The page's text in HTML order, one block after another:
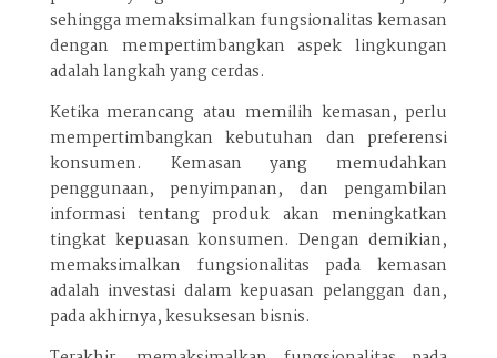
sehingga memaksimalkan fungsionalitas kemasan
dengan mempertimbangkan aspek lingkungan
adalah langkah yang cerdas.
Ketika merancang atau memilih kemasan, perlu
mempertimbangkan kebutuhan dan preferensi
konsumen. Kemasan yang memudahkan
penggunaan, penyimpanan, dan pengambilan
informasi tentang produk akan meningkatkan
tingkat kepuasan konsumen. Dengan demikian,
memaksimalkan fungsionalitas pada kemasan
adalah investasi dalam kepuasan pelanggan dan,
pada akhirnya, kesuksesan bisnis.